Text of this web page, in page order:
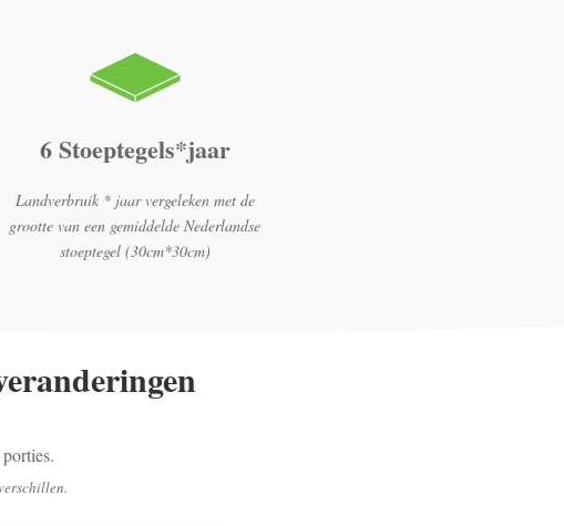
6 Stoeptegels*jaar
Landverbruik * jaar vergeleken met de
grootte van een gemiddelde Nederlandse
stoeptegel (30cm*30cm)